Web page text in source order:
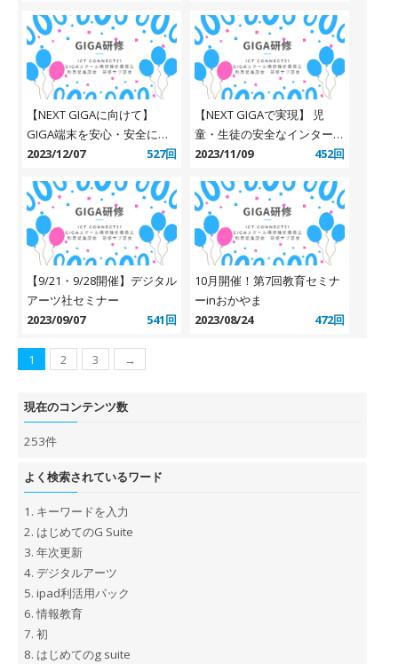
を実現するために～
催）
【NEXT GIGAに向けて】
GIGA端末を安心・安全に活
用するための「i-FILTER」徹
2023/12/07 527回
【NEXT GIGAで実現】 児
童・生徒の安全なインターネ
ット利用のために必要な対策
2023/11/09 452回
【9/21・9/28開催】デジタル
アーツ社セミナー
2023/09/07
541回
10月開催！第7回教育セミナ
ーinおかやま
2023/08/24
472回
1 2 3 →
現在のコンテンツ数
253件
よく検索されているワード
1. キーワードを入力
2. はじめてのG Suite
3. 年次更新
4. デジタルアーツ
5. ipad利活用パック
6. 情報教育
7. 初
8. はじめてのg suite